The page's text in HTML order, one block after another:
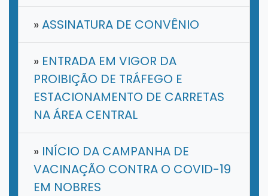
»ASSINATURA DE CONVÊNIO
» ENTRADA EM VIGOR DA
PROIBIÇÃO DE TRÁFEGO E
ESTACIONAMENTO DE CARRETAS
NA ÁREA CENTRAL
» INÍCIO DA CAMPANHA DE
VACINAÇÃO CONTRA O COVID-19
EM NOBRES